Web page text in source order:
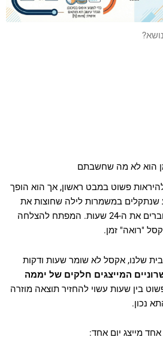
הוא לא מה שחשבתם
פשוט במבט ראשון, אך הוא הופך
במשמרות לילה שחוצות את
חצות או בסיכומי שעות שעוברים את ה-24 שעות. המפתח להצלחה
"רואה" זמן.
שלנו, אקסל לא שומר שעות ודקות
המייצגים חלקים של יממה
בין שעות עשוי להחזיר תוצאה מוזרה
נכון.
מייצג יום אחד: